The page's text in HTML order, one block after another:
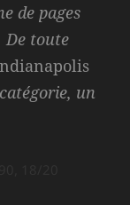
de pages
De toute
un